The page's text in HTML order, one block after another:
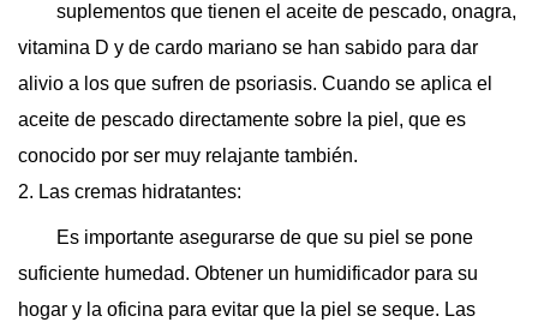
suplementos que tienen el aceite de pescado, onagra,
vitamina D y de cardo mariano se han sabido para dar
alivio a los que sufren de psoriasis. Cuando se aplica el
aceite de pescado directamente sobre la piel, que es
conocido por ser muy relajante también.
2. Las cremas hidratantes:
Es importante asegurarse de que su piel se pone
suficiente humedad. Obtener un humidificador para su
hogar y la oficina para evitar que la piel se seque. Las